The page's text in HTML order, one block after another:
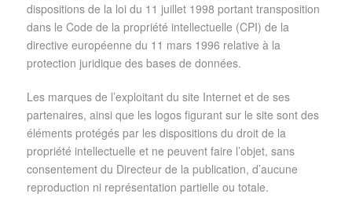
dispositions de la loi du 11 juillet 1998 portant transposition
dans le Code de la propriété intellectuelle (CPI) de la
directive européenne du 11 mars 1996 relative à la
protection juridique des bases de données.
Les marques de l’exploitant du site Internet et de ses
partenaires, ainsi que les logos figurant sur le site sont des
éléments protégés par les dispositions du droit de la
propriété intellectuelle et ne peuvent faire l’objet, sans
consentement du Directeur de la publication, d’aucune
reproduction ni représentation partielle ou totale.